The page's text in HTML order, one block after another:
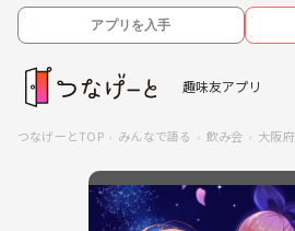
アプリを入手
趣味友アプリ
つなげーとTOP みんなで語る 飲み会 大阪府